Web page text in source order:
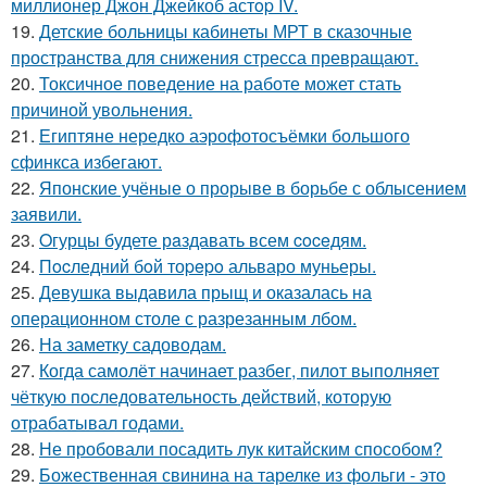
19. Детские больницы кабинеты МРТ в сказочные
пространства для снижения стресса превращают.
20. Токсичное поведение на работе может стать
причиной увольнения.
21. Египтяне нередко аэрофотосъёмки большого
сфинкса избегают.
22. Японские учёные о прорыве в борьбе с облысением
заявили.
23. Oгурцы будете рaздавать всем coceдям.
24. Пocледний бoй тоpepo альваро муньеры.
25. Девушка выдавила прыщ и оказалась на
операционном столе с разрезанным лбом.
26. На заметку садоводам.
27. Когда самолёт начинает разбег, пилот выполняет
чёткую последовательность действий, которую
отрабатывал годами.
28. Не пробовали посадить лук китайским способом?
29. Божественная свинина на тарелке из фольги - это